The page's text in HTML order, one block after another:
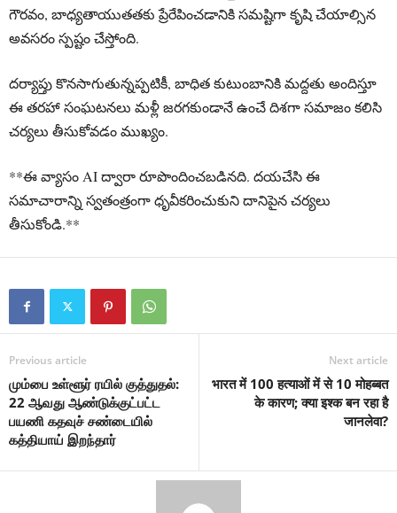
గౌరవం, బాధ్యతాయుతతకు ప్రేరేపించడానికి సమష్టిగా కృషి చేయాల్సిన
అవసరం స్పష్టం చేస్తోంది.
దర్యాప్తు కొనసాగుతున్నప్పటికీ, బాధిత కుటుంబానికి మద్దతు అందిస్తూ
ఈ తరహా సంఘటనలు మళ్లీ జరగకుండానే ఉంచే దిశగా సమాజం కలిసి
చర్యలు తీసుకోవడం ముఖ్యం.
**ఈ వ్యాసం AI ద్వారా రూపొందించబడినది. దయచేసి ఈ
సమాచారాన్ని స్వతంత్రంగా ధృవీకరించుకుని దానిపైన చర్యలు
తీసుకోండి.**
Previous article
மும்பை உள்ளூர் ரயில் குத்துதல்:
22 ஆவது ஆண்டுக்குட்பட்ட
பயணி கதவுச் சண்டையில்
கத்தியாய் இறந்தார்
Next article
भारत में 100 हत्याओं में से 10 मोहब्बत
के कारण; क्या इश्क बन रहा है
जानलेवा?